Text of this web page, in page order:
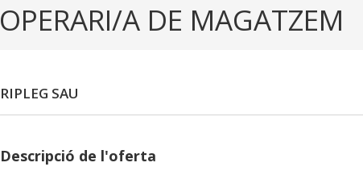
OPERARI/A DE MAGATZEM
RIPLEG SAU
Descripció de l'oferta